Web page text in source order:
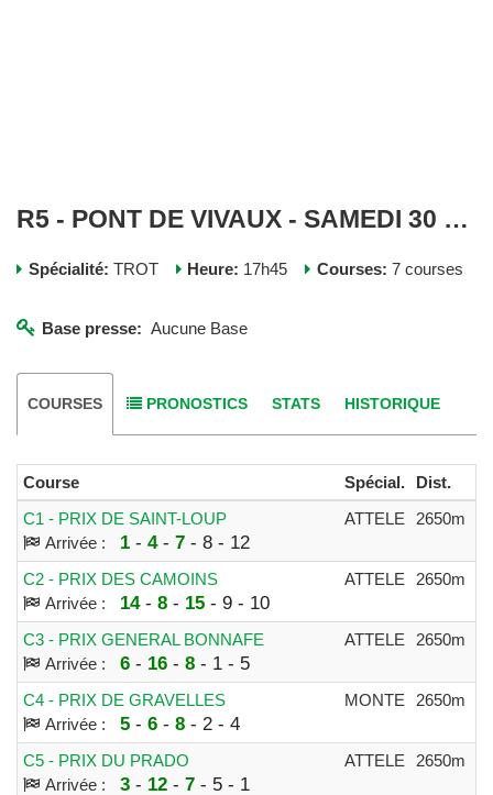
R5 - PONT DE VIVAUX - SAMEDI 30 NOVEMBRE 2024
Spécialité: TROT Heure: 17h45 Courses: 7 courses
Base presse: Aucune Base
COURSES PRONOSTICS STATS HISTORIQUE
Course Spécial. Dist.
C1 - PRIX DE SAINT-LOUP
Arrivée :
1 - 4- 7- 8 - 12
ATTELE 2650m
C2 - PRIX DES CAMOINS
Arrivée :
14- 8- 15- 9 - 10
ATTELE 2650m
C3 - PRIX GENERAL BONNAFE
Arrivée :
6- 16- 8- 1 - 5
ATTELE 2650m
C4 - PRIX DE GRAVELLES
Arrivée :
5- 6- 8- 2 - 4
MONTE 2650m
C5 - PRIX DU PRADO
Arrivée :
3- 12- 7- 5 - 1
ATTELE 2650m